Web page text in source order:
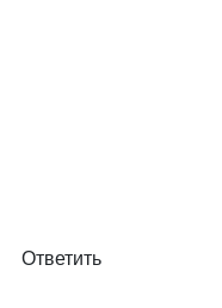
Ответить